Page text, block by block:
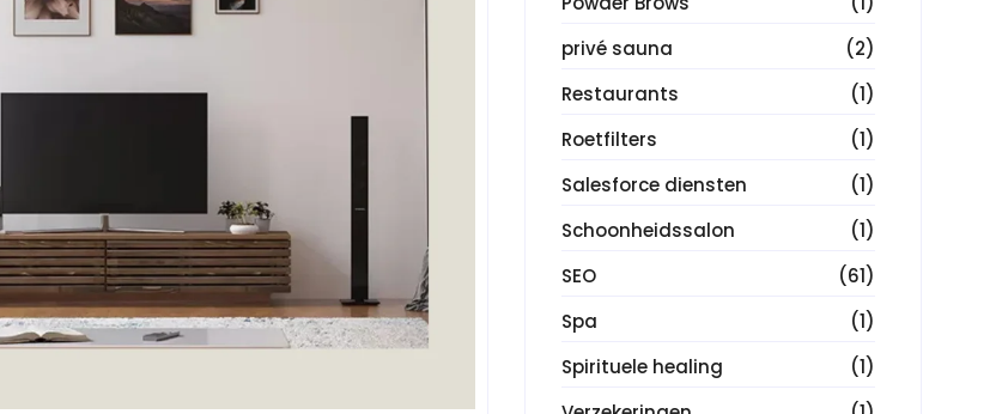
privé sauna
(2)
Restaurants
(1)
Roetfilters
(1)
Salesforce diensten
(1)
Schoonheidssalon
(1)
SEO
(61)
Spa
(1)
Spirituele healing
(1)